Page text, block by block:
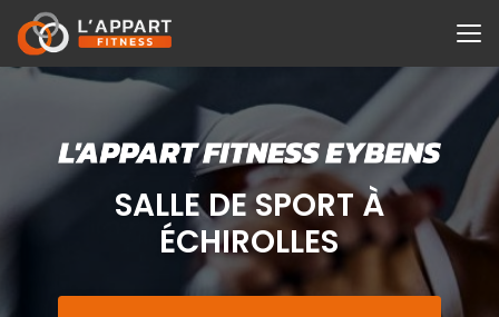
au
contenu
principal
SALLE DE SPORT À
ÉCHIROLLES